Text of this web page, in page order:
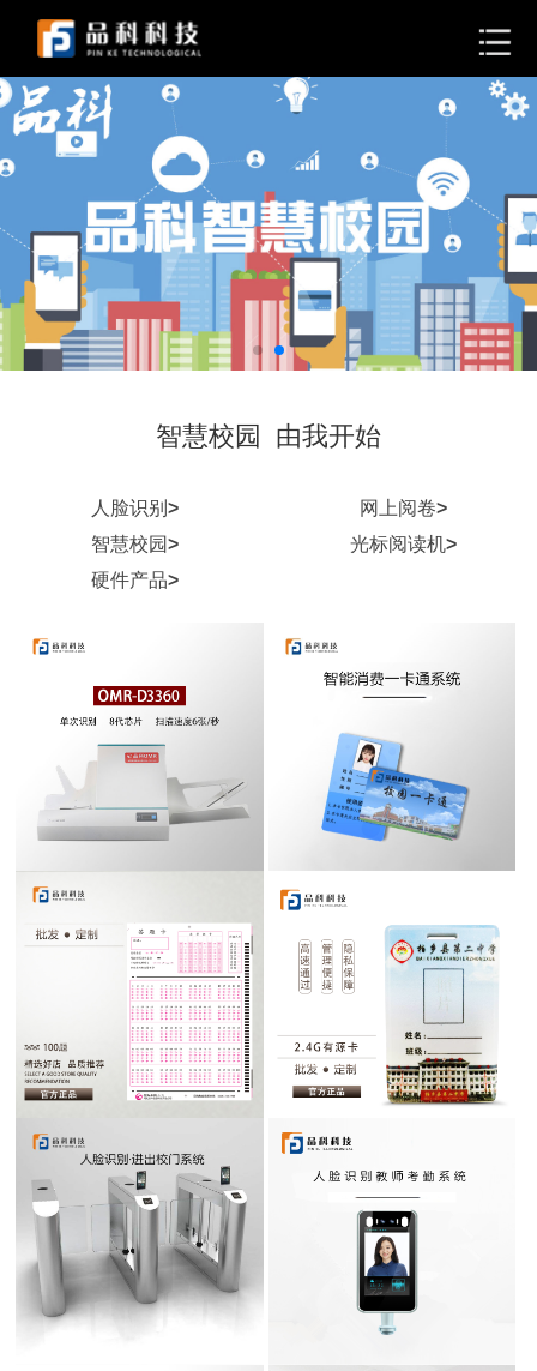
智慧校园 由我开始
人脸识别 > 网上阅卷>
智慧校园> 光标阅读机>
硬件产品>